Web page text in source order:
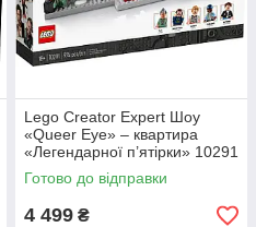
Lego Creator Expert Шоу
«Queer Eye» – квартира
«Легендарної п’ятірки» 10291
Готово до відправки
4 499 ₴